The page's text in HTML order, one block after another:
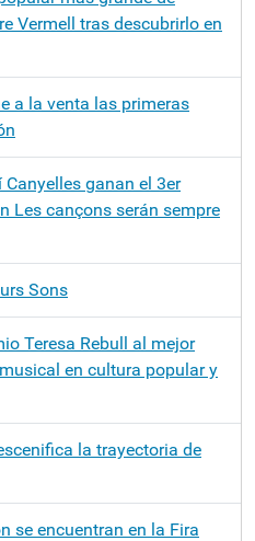
Vermell tras descubrirlo en
a la venta las primeras
ganan el 3er
Les cançons serán sempre
Sons
Teresa Rebull al mejor
en cultura popular y
la trayectoria de
se encuentran en la Fira